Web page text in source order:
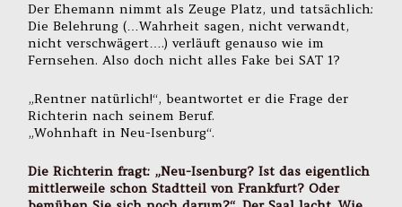
Der Ehemann nimmt als Zeuge Platz, und tatsächlich:
Die Belehrung (…Wahrheit sagen, nicht verwandt,
nicht verschwägert….) verläuft genauso wie im
Fernsehen. Also doch nicht alles Fake bei SAT 1?
„Rentner natürlich!“, beantwortet er die Frage der
Richterin nach seinem Beruf.
„Wohnhaft in Neu-Isenburg“.
Die Richterin fragt: „Neu-Isenburg? Ist das eigentlich
mittlerweile schon Stadtteil von Frankfurt? Oder